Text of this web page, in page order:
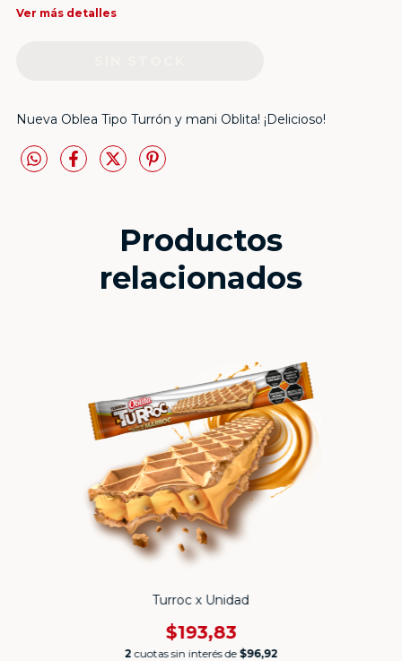
Ver más detalles
Nueva Oblea Tipo Turrón y mani Oblita! ¡Delicioso!
Productos
relacionados
Turroc x Unidad
$193,83
2 cuotas sin interés de $96,92